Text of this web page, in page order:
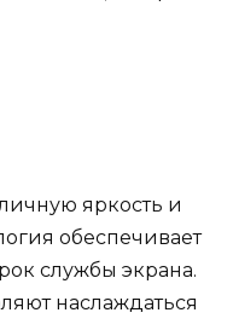
яркость и
обеспечивает
службы экрана.
наслаждаться